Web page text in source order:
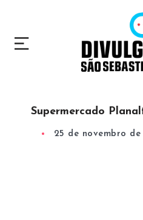
Supermercado
25 de novembro